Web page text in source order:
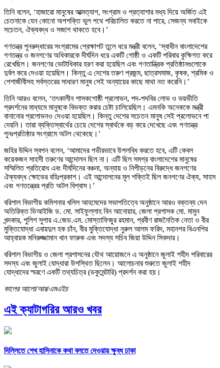
তিনি বলেন, ‘হাজারো মানুষের আত্মত্যাগ, সংগ্রাম ও প্রত্যাশার মধ্য দিয়ে অর্জিত এই
চেতনাকে যেন কোনো অপশক্তি ভুল পথে পরিচালিত করতে না পারে, সেজন্য সবাইকে
সচেতন, ঐক্যবদ্ধ ও সজাগ থাকতে হবে।’
গণতন্ত্র পুনরুদ্ধারের সংগ্রামের প্রেক্ষাপট তুলে ধরে মন্ত্রী বলেন, ‘স্বাধীন বাংলাদেশের
গণতন্ত্র ও জনগণের অধিকারকে দীর্ঘদিন ধরে একটি গোষ্ঠী ও একটি পরিবার কুক্ষিগত করে
রেখেছিল। জনগণের ভোটাধিকার হরণ করা হয়েছিল এবং গণতান্ত্রিক প্রতিষ্ঠানগুলোকে
দুর্বল করে দেওয়া হয়েছিল। কিন্তু এ দেশের তরুণ প্রজন্ম, ছাত্রসমাজ, কৃষক, শ্রমিক ও
পেশাজীবীসহ সর্বস্তরের সাধারণ মানুষ সেই অন্যায়ের কাছে মাথা নত করেনি।’
তিনি আরও বলেন, ‘তৎকালীন শাসকগোষ্ঠী প্রলোভন, পদ-পদবির লোভ ও ভয়ভীতি
প্রদর্শনের মাধ্যমে মানুষকে বিভক্ত করার চেষ্টা চালিয়েছিল। এমনকি অনেককে মন্ত্রী
বানানোর প্রলোভনও দেওয়া হয়েছিল। কিন্তু দেশের সচেতন মানুষ সেই প্রলোভনে পা
দেয়নি। তারা ব্যক্তিস্বার্থের চেয়ে দেশের স্বার্থকে বড় করে দেখেছে এবং গণতন্ত্র
পুনঃপ্রতিষ্ঠার সংগ্রামে অটল থেকেছে।’
জহির উদ্দিন স্বপন বলেন, ‘আমাদের গভীরভাবে উপলব্ধি করতে হবে, এটি কেবল
কয়েকজন সাহসী তরুণের আন্দোলন ছিল না। এটি ছিল সমগ্র বাংলাদেশের মানুষের
সম্মিলিত প্রতিরোধ এবং দীর্ঘদিনের বঞ্চনা, অন্যায় ও নিপীড়নের বিরুদ্ধে জনগণের
ঐক্যবদ্ধ ক্ষোভের বহিঃপ্রকাশ। এই আন্দোলনের মূল শক্তিই ছিল জনগণের ঐক্য, সাহস
এবং গণতন্ত্রের প্রতি অটল বিশ্বাস।’
বরিশাল বিভাগীয় কমিশনার খলিল আহমেদের সভাপতিত্বে অনুষ্ঠানে আরও বক্তব্য দেন
অতিরিক্ত ডিআইজি ড. মো. সাইফুল্লাহ বিন আনোয়ার, জেলা প্রশাসক মো. মামুন
খন্দকার, পুলিশ সুপার এ.জেড.এম. মোস্তাফিজুর রহমান, প্রবীণ রাজনৈতিক নেতা ও বীর
মুক্তিযোদ্ধা এবায়দুল হক চাঁন, বীর মুক্তিযোদ্ধা নুরুল আলম ফরিদ, মহানগর বিএনপির
আহ্বায়ক মনিরুজ্জামান খান ফারুক এবং সদস্য সচিব জিয়া উদ্দিন সিকদার।
বরিশাল বিভাগীয় ও জেলা প্রশাসনের যৌথ আয়োজনে এ অনুষ্ঠানে জুলাই শহীদ পরিবারের
সদস্য এবং জুলাই যোদ্ধারা উপস্থিত ছিলেন। আলোচনার শুরুতে জুলাই শহীদ
যোদ্ধাদের স্মরণে একটি তথ্যচিত্র (ডকুমেন্টারি) প্রদর্শন করা হয়।
কালের আলো/আর/এমএইচ
এই ক্যাটাগরির আরও খবর
দিল্লিতে শেখ হাসিনাকে কথা বলতে দেওয়ায় ক্ষুব্ধ ঢাকা